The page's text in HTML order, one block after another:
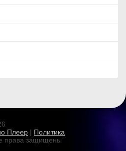
Плеер | Политика
права защищены